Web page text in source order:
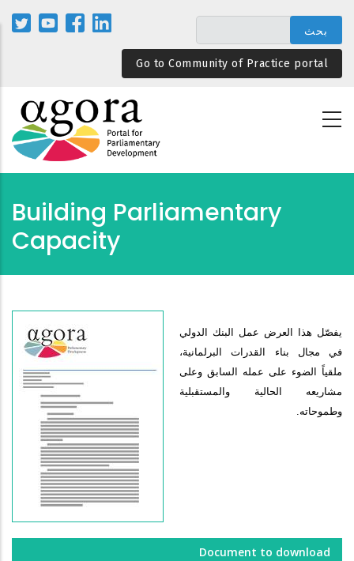
المحتوى
الرئيسيGo to Community of Practice portal
Building Parliamentary
Capacity
يفصّل هذا العرض عمل البنك الدولي
في مجال بناء القدرات البرلمانية،
ملقياً الضوء على عمله السابق وعلى
مشاريعه الحالية والمستقبلية
وطموحاته.
Document to download